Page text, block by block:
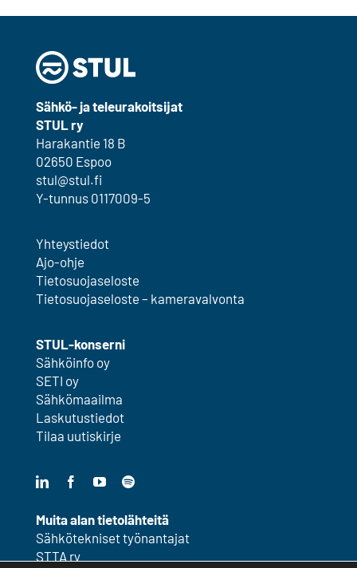
Sähkö- ja teleurakoitsijat
STUL ry
Harakantie 18 B
02650 Espoo
stul@stul.fi
Y-tunnus 0117009-5
Yhteystiedot
Ajo-ohje
Tietosuojaseloste
Tietosuojaseloste – kameravalvonta
STUL-konserni
Sähköinfo oy
SETI oy
Sähkömaailma
Laskutustiedot
Tilaa uutiskirje
Muita alan tietolähteitä
Sähkötekniset työnantajat
STTA ry